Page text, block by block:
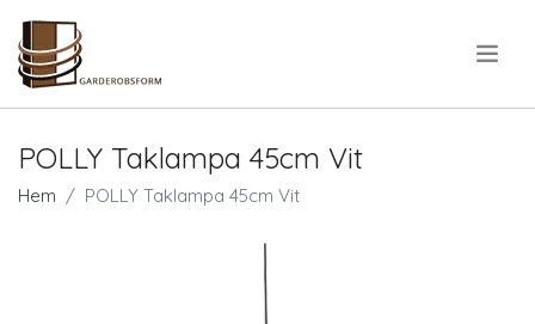
POLLY Taklampa 45cm Vit
Hem POLLY Taklampa 45cm Vit